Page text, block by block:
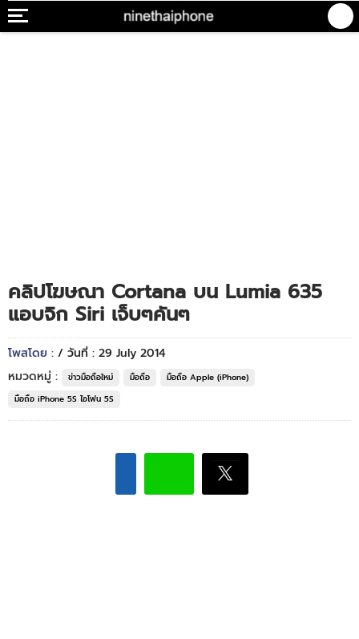
คลิปโฆษณา Cortana บน Lumia 635
แอบจิก Siri เจ็บๆคันๆ
โพสโดย : / วันที่ : 29 July 2014
หมวดหมู่ :
ข่าวมือถือใหม่ มือถือ
มือถือ Apple (iPhone)
มือถือ iPhone 5S ไอโฟน 5S